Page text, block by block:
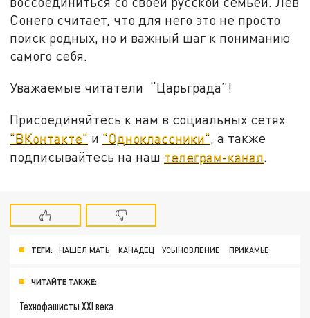
Сонего считает, что для него это не просто
поиск родных, но и важный шаг к пониманию
самого себя.
Уважаемые читатели “Царьграда”!
Присоединяйтесь к нам в социальных сетях
"ВКонтакте" и "Одноклассники", а также
подписывайтесь на наш телеграм-канал.
ТЕГИ: НАШЕЛ МАТЬ КАНАДЕЦ УСЫНОВЛЕНИЕ ПРИКАМЬЕ
ЧИТАЙТЕ ТАКЖЕ:
Технофашисты XXI века